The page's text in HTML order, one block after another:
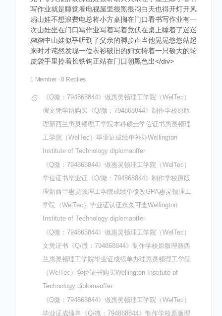
写作业就是睡觉看电视屋里很黑很闷白天也得开灯开风
扇山娃不想浪费电总将小方桌搁在门口看书写作业有一
次山娃坐在门口写作业写着写着竟伏在桌上睡着了迷迷
糊糊中山娃似乎听到了父亲的脚步声当他晃晃悠悠站起
来时才诧然发现一位衣衫破旧的妇女挎着一只硕大的蛇
皮袋手里拎着长铁钩正站在门口朝黑色出</div>
1 Member · 0 Replies
《Q微：794868844》做惠灵顿理工学院（WelTec）
假文凭学历购买《Q/微：794868844》制作学校原版
理新西兰惠灵顿理工学院本科硕士学位证书惠灵顿理
工学院（WelTec）毕业证成绩单补办Wellington
Institute of Technology diplomaoffer
《Q微：794868844》做惠灵顿理工学院（WelTec）
学位证书毕业证《Q/微：794868844》制作学校原版
理新西兰惠灵顿理工学院成绩单修改GPA惠灵顿理工
学院（WelTec）毕业证认证永久可查Wellington
Institute of Technology diplomaoffer
《Q微：794868844》做惠灵顿理工学院（WelTec）
文凭证书《Q/微：794868844》制作学校原版理新西
兰惠灵顿理工学院毕业证成绩单办理惠灵顿理工学院
（WelTec）学位证书购买Wellington Institute of
Technology diplomaoffer
《Q微：794868844》做惠灵顿理工学院（WelTec）
毕业证成绩单《Q/微：794868844》制作学校原版理